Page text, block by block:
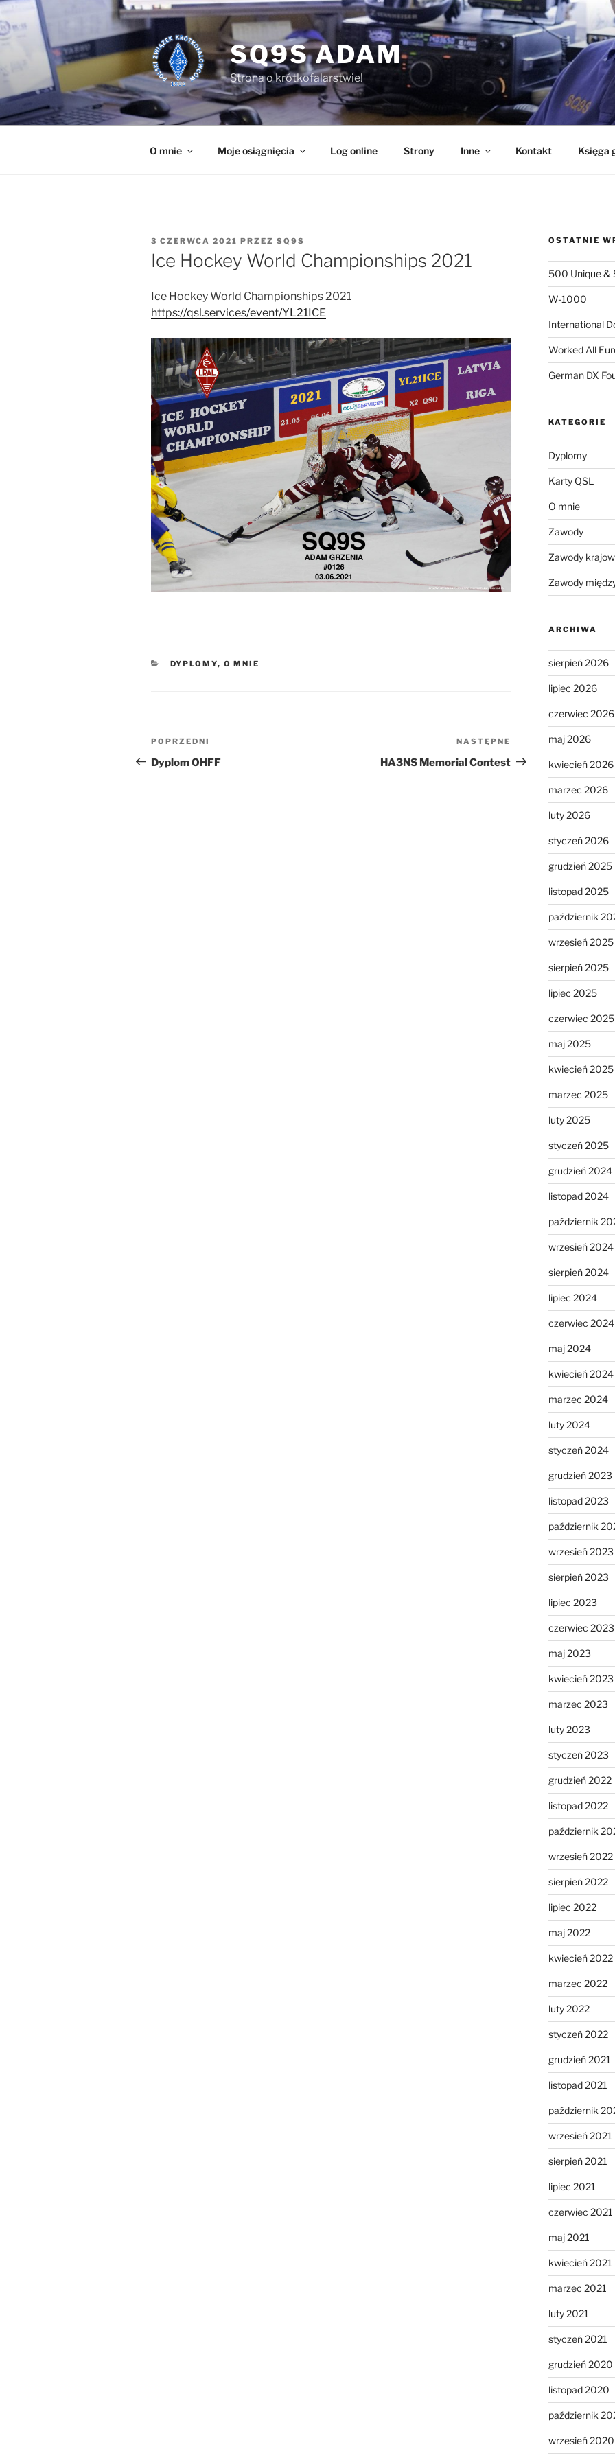
Przejdź
do
treści
SQ9S ADAM
Strona o krótkofalarstwie!
O mnie Moje osiągnięcia Log online Strony Inne Kontakt Księga
OPUBLIKOWANE
W
3 CZERWCA 2021 PRZEZ SQ9S
Ice Hockey World Championships 2021
Ice Hockey World Championships 2021
https://qsl.services/event/YL21ICE
KATEGORIE
DYPLOMY, O MNIE
Nawigacja
wpisu
Poprzedni
wpis
POPRZEDNI
Dyplom OHFF
Następny
wpis
NASTĘPNE
HA3NS Memorial Contest
OSTATNIE
500 Unique &
W-1000
International
Worked All
German DX
KATEGORIE
Dyplomy
Karty QSL
O mnie
Zawody
Zawody
Zawody
ARCHIWA
sierpień 2026
lipiec 2026
czerwiec 2026
maj 2026
kwiecień 2026
marzec 2026
luty 2026
styczeń 2026
grudzień 2025
listopad 2025
październik
wrzesień 2025
sierpień 2025
lipiec 2025
czerwiec 2025
maj 2025
kwiecień 2025
marzec 2025
luty 2025
styczeń 2025
grudzień 2024
listopad 2024
październik
wrzesień 2024
sierpień 2024
lipiec 2024
czerwiec 2024
maj 2024
kwiecień 2024
marzec 2024
luty 2024
styczeń 2024
grudzień 2023
listopad 2023
październik
wrzesień 2023
sierpień 2023
lipiec 2023
czerwiec 2023
maj 2023
kwiecień 2023
marzec 2023
luty 2023
styczeń 2023
grudzień 2022
listopad 2022
październik
wrzesień 2022
sierpień 2022
lipiec 2022
maj 2022
kwiecień 2022
marzec 2022
luty 2022
styczeń 2022
grudzień 2021
listopad 2021
październik
wrzesień 2021
sierpień 2021
lipiec 2021
czerwiec 2021
maj 2021
kwiecień 2021
marzec 2021
luty 2021
styczeń 2021
grudzień 2020
listopad 2020
październik
wrzesień 2020